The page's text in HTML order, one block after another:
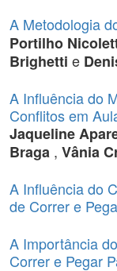
A Metodologia
Portilho
Brighetti e
A Influência do
Conflitos em
Jaqueline
Braga , Vânia
A Influência do
de Correr e
A Importância
Correr e Pegar